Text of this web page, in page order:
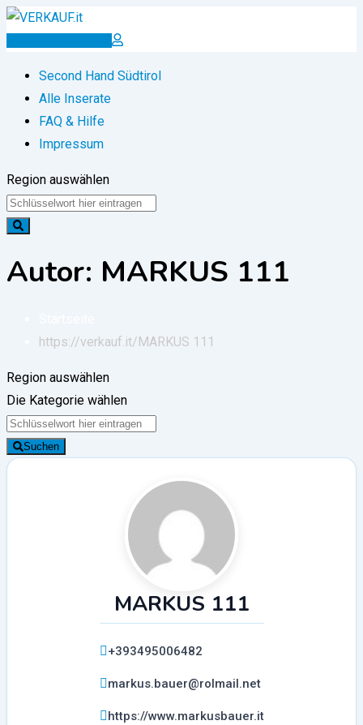
Zum
Inserat erstellen
Second Hand Südtirol
Alle Inserate
FAQ & Hilfe
Impressum
Region auswählen
Autor: MARKUS 111
https://verkauf.it/ MARKUS 111
Region auswählen
Die Kategorie wählen
Suchen
MARKUS 111
+393495006482
markus.bauer@rolmail.net
https://www.markusbauer.it